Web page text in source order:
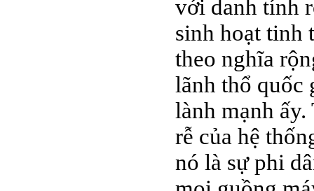
với danh tính
sinh hoạt tinh
theo nghĩa
lãnh thổ quốc
lành mạnh
rễ của hệ
nó là sự phi